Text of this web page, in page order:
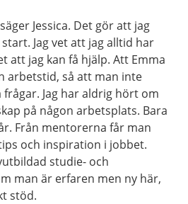
Jessica. Det gör att jag
Jag vet att jag alltid har
att jag kan få hjälp. Att Emma
arbetstid, så att man inte
Jag har aldrig hört om
på någon arbetsplats. Bara
Från mentorerna får man
och inspiration i jobbet.
studie- och
man är erfaren men ny här,
stöd.